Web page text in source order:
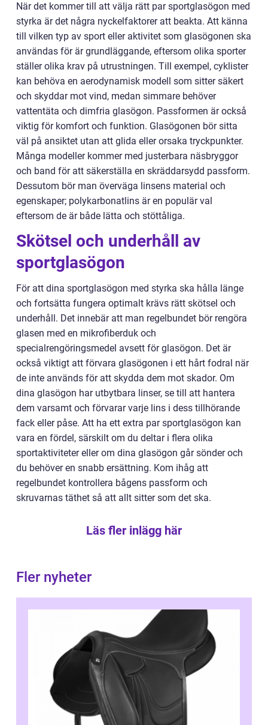
När det kommer till att välja rätt par sportglasögon med
styrka är det några nyckelfaktorer att beakta. Att känna
till vilken typ av sport eller aktivitet som glasögonen ska
användas för är grundläggande, eftersom olika sporter
ställer olika krav på utrustningen. Till exempel, cyklister
kan behöva en aerodynamisk modell som sitter säkert
och skyddar mot vind, medan simmare behöver
vattentäta och dimfria glasögon. Passformen är också
viktig för komfort och funktion. Glasögonen bör sitta
väl på ansiktet utan att glida eller orsaka tryckpunkter.
Många modeller kommer med justerbara näsbryggor
och band för att säkerställa en skräddarsydd passform.
Dessutom bör man överväga linsens material och
egenskaper; polykarbonatlins är en populär val
eftersom de är både lätta och stöttåliga.
Skötsel och underhåll av
sportglasögon
För att dina sportglasögon med styrka ska hålla länge
och fortsätta fungera optimalt krävs rätt skötsel och
underhåll. Det innebär att man regelbundet bör rengöra
glasen med en mikrofiberduk och
specialrengöringsmedel avsett för glasögon. Det är
också viktigt att förvara glasögonen i ett hårt fodral när
de inte används för att skydda dem mot skador. Om
dina glasögon har utbytbara linser, se till att hantera
dem varsamt och förvarar varje lins i dess tillhörande
fack eller påse. Att ha ett extra par sportglasögon kan
vara en fördel, särskilt om du deltar i flera olika
sportaktiviteter eller om dina glasögon går sönder och
du behöver en snabb ersättning. Kom ihåg att
regelbundet kontrollera bågens passform och
skruvarnas täthet så att allt sitter som det ska.
Läs fler inlägg här
Fler nyheter